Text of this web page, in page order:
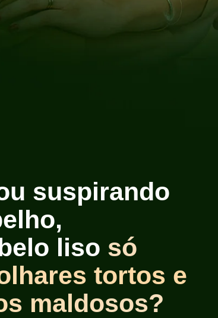
suspirando
liso só
tortos e
maldosos?